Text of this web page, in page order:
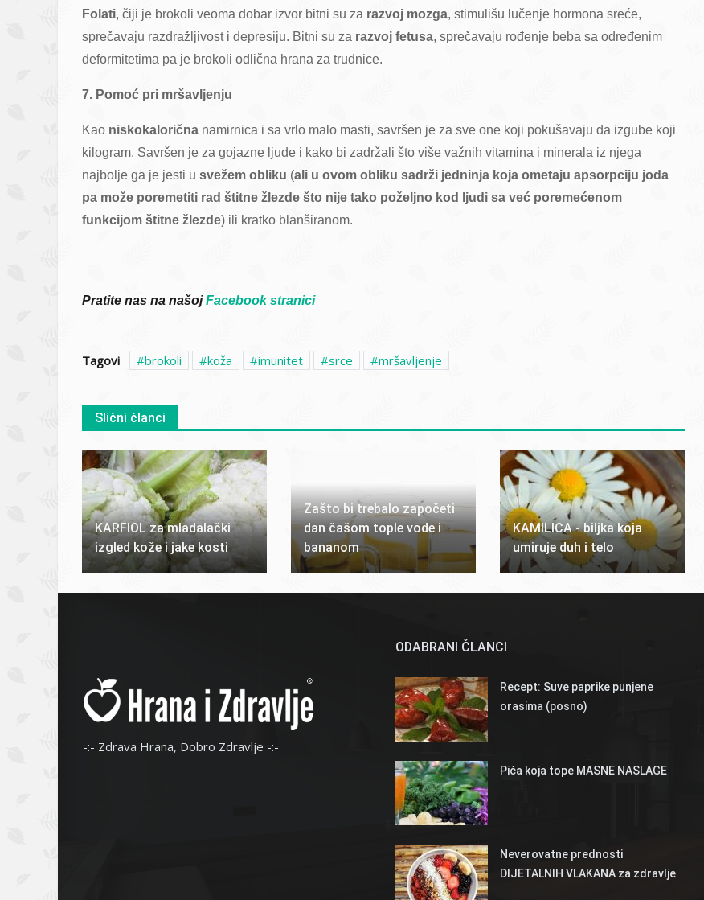
Folati, čiji je brokoli veoma dobar izvor bitni su za razvoj mozga, stimulišu lučenje hormona sreće,
sprečavaju razdražljivost i depresiju. Bitni su za razvoj fetusa, sprečavaju rođenje beba sa određenim
deformitetima pa je brokoli odlična hrana za trudnice.
7. Pomoć pri mršavljenju
Kao niskokalorična namirnica i sa vrlo malo masti, savršen je za sve one koji pokušavaju da izgube koji
kilogram. Savršen je za gojazne ljude i kako bi zadržali što više važnih vitamina i minerala iz njega
najbolje ga je jesti u svežem obliku (ali u ovom obliku sadrži jedninja koja ometaju apsorpciju joda
pa može poremetiti rad štitne žlezde što nije tako poželjno kod ljudi sa već poremećenom
funkcijom štitne žlezde) ili kratko blanširanom.
Pratite nas na našojFacebook stranici
Tagovi brokoli koža imunitet srce mršavljenje
Slični članci
KARFIOL za mladalački
izgled kože i jake kosti
Zašto bi trebalo započeti
dan čašom tople vode i
bananom
KAMILICA - biljka koja
umiruje duh i telo
-:- Zdrava Hrana, Dobro Zdravlje -:-
ODABRANI ČLANCI
Recept: Suve paprike punjene
orasima (posno)
Pića koja tope MASNE NASLAGE
Neverovatne prednosti
DIJETALNIH VLAKANA za zdravlje